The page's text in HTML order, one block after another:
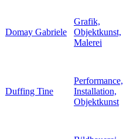
Domay Gabriele
Grafik,
Objektkunst,
Malerei
Duffing Tine
Performance,
Installation,
Objektkunst